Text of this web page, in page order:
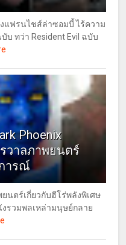
ฟรนไชส์ล่าซอมบี้ ไร้ความ
บ ทว่า Resident Evil ฉบับ
Phoenix
วาลภาพยนตร์
ารณ์
นตร์เกี่ยวกับฮีโร่พลังพิเศษ
รวมพลเหล่ามนุษย์กลาย